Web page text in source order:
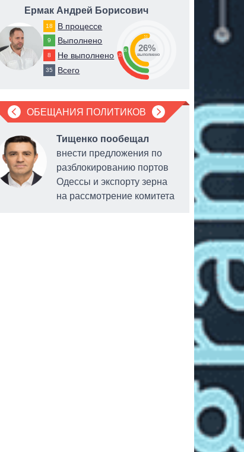
Ермак Андрей Борисович
18 В процессе
9 Выполнено
8 Не выполнено
35 Всего
23
26
51
26%
выполнено
ОБЕЩАНИЯ ПОЛИТИКОВ
Тищенко пообещал
внести предложения по
разблокированию портов
Одессы и экспорту зерна
на рассмотрение комитета